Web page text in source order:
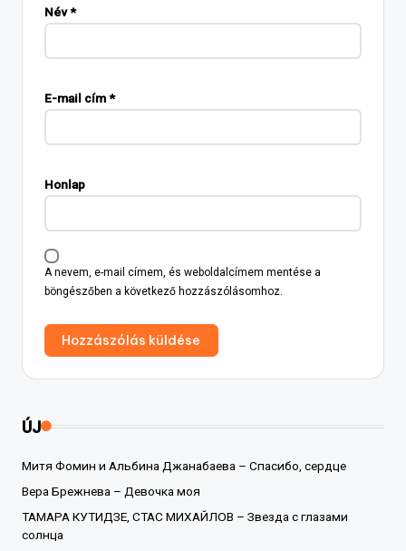
Név*
E-mail cím*
Honlap
A nevem, e-mail címem, és weboldalcímem mentése a
böngészőben a következő hozzászólásomhoz.
ÚJ
Митя Фомин и Альбина Джанабаева – Спасибо, сердце
Вера Брежнева – Девочка моя
ТАМАРА КУТИДЗЕ, СТАС МИХАЙЛОВ – Звезда с глазами
солнца